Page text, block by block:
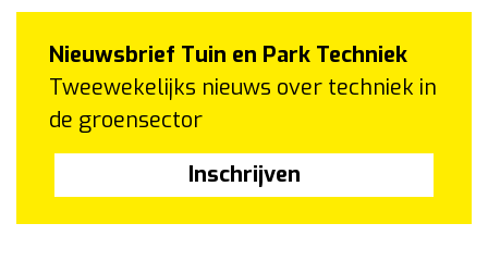
Nieuwsbrief Tuin en Park Techniek
Tweewekelijks nieuws over techniek in
de groensector
Inschrijven